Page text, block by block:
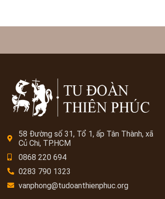
58 Đường số 31, Tổ 1, ấp Tân Thành, xã
Củ Chi, TP.HCM
0868 220 694
0283 790 1323
vanphong@tudoanthienphuc.org